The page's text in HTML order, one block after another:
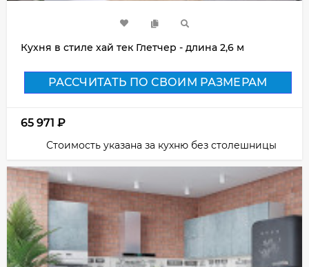
Кухня в стиле хай тек Глетчер - длина 2,6 м
РАССЧИТАТЬ ПО СВОИМ РАЗМЕРАМ
65 971 ₽
Стоимость указана за кухню без столешницы